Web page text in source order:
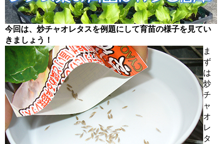
今回は、炒チャオレタスを例題にして育苗の様子を見てい
きましょう！
ま
ず
は
炒
チ
ャ
オ
レ
タ